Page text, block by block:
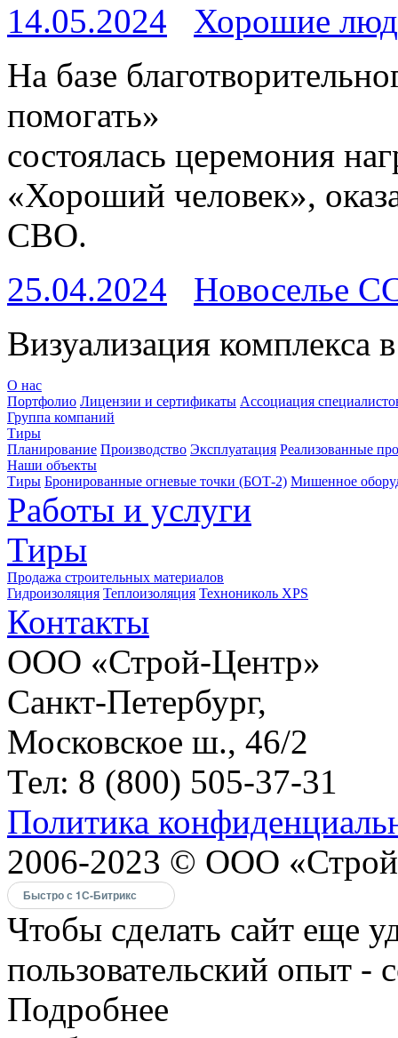
14.05.2024
Хорошие
На базе
помогать»
состоялась церемония
«Хороший человек»,
СВО.
25.04.2024
Новоселье
Визуализация комплекса
О нас
Портфолио Лицензии и сертификаты Ассоциация
Группа компаний
Тиры
Планирование Производство Эксплуатация Реализованные
Наши объекты
Тиры Бронированные огневые точки (БОТ-2) Мишенное
Работы и услуги
Тиры
Продажа строительных материалов
Гидроизоляция Теплоизоляция Технониколь XPS
Контакты
ООО «Строй-Центр»
Санкт-Петербург,
Московское ш., 46/2
Тел: 8 (800) 505-37-31
Политика
2006-2023 © ООО
Быстро с 1С-Битрикс
Чтобы сделать сайт еще
пользовательский опыт -
Подробнее